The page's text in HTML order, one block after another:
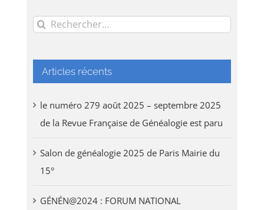
Rechercher:
Articles récents
le numéro 279 août 2025 – septembre 2025
de la Revue Française de Généalogie est paru
Salon de généalogie 2025 de Paris Mairie du
15°
GÉNÉN@2024 : FORUM NATIONAL